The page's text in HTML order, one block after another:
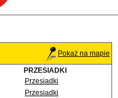
Pokaż na mapie
PRZESIADKI
Przesiadki
Przesiadki